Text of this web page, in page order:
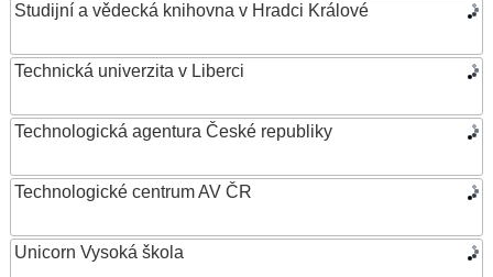
Studijní a vědecká knihovna v Hradci Králové
Technická univerzita v Liberci
Technologická agentura České republiky
Technologické centrum AV ČR
Unicorn Vysoká škola